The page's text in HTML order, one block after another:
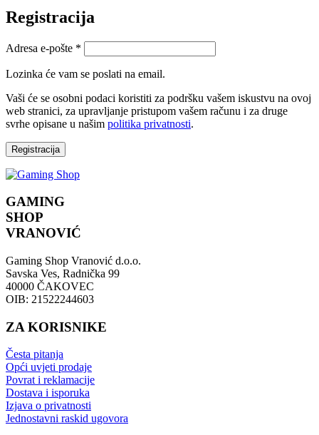
Registracija
Adresa e-pošte *
Lozinka će vam se poslati na email.
Vaši će se osobni podaci koristiti za podršku vašem iskustvu na ovoj
web stranici, za upravljanje pristupom vašem računu i za druge
svrhe opisane u našim politika privatnosti.
Registracija
GAMING
SHOP
VRANOVIĆ
Gaming Shop Vranović d.o.o.
Savska Ves, Radnička 99
40000 ČAKOVEC
OIB: 21522244603
ZA KORISNIKE
Česta pitanja
Opći uvjeti prodaje
Povrat i reklamacije
Dostava i isporuka
Izjava o privatnosti
Jednostavni raskid ugovora